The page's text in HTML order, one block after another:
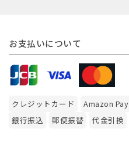
お支払いについて
クレジットカード Amazon Pay
銀行振込
郵便振替 代金引換